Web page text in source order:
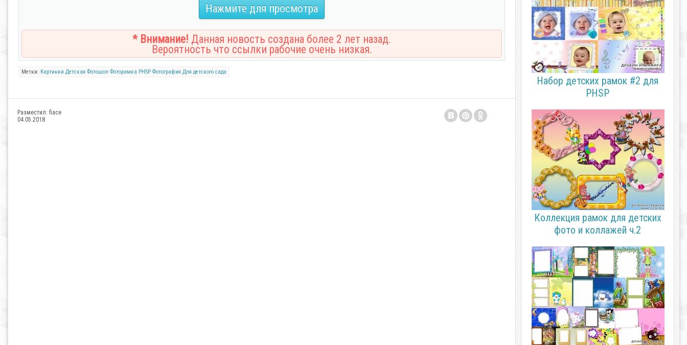
Нажмите для просмотра
* Внимание! Данная новость создана более 2 лет назад.
Вероятность что ссылки рабочие очень низкая.
Метки: Картинки Детская Фотошоп Фоторамка PHSP Фотография Для детского сада
Разместил: fiace
04.05.2018
Набор детских рамок #2 для
PHSP
Коллекция рамок для детских
фото и коллажей ч.2